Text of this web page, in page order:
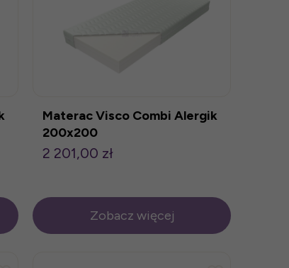
Materac Visco Combi Alergik
200x200
2 201,00 zł
Zobacz więcej